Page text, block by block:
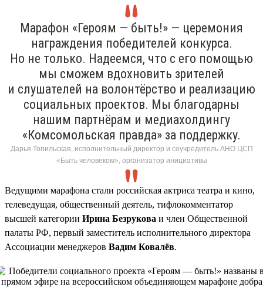
Марафон «Героям — быть!» — церемония
награждения победителей конкурса.
Но не только. Надеемся, что с его помощью
мы сможем вдохновить зрителей
и слушателей на волонтёрство и реализацию
социальных проектов. Мы благодарны
нашим партнёрам и медиахолдингу
«Комсомольская правда» за поддержку.
Дарья Топильская, исполнительный директор и соучредитель АНО ЦСП
«Быть человеком», организатор инициативы
Ведущими марафона стали российская актриса театра и кино,
телеведущая, общественный деятель, тифлокомментатор
высшей категории Ирина Безрукова и член Общественной
палаты РФ, первый заместитель исполнительного директора
Ассоциации менеджеров Вадим Ковалёв.